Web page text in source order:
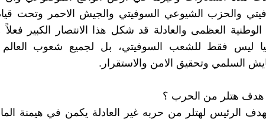
والحزب الشيوعي السوفيتي والجيش الاحمر وتحت
العظمى والعادلة قد شكل هذا الانتصار الكبير فعلاً
ليس فقط للشعب السوفيتي، بل لجميع شعوب العالم
السلمي وتحقيق الامن والاستقرار.
هدف هتلر من الحرب ؟
الرئيس لهتلر من حربه غير العادلة يكمن في هيمنة